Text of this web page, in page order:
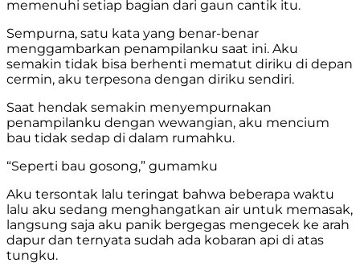
memenuhi setiap bagian dari gaun cantik itu.
Sempurna, satu kata yang benar-benar
menggambarkan penampilanku saat ini. Aku
semakin tidak bisa berhenti mematut diriku di depan
cermin, aku terpesona dengan diriku sendiri.
Saat hendak semakin menyempurnakan
penampilanku dengan wewangian, aku mencium
bau tidak sedap di dalam rumahku.
“Seperti bau gosong,” gumamku
Aku tersontak lalu teringat bahwa beberapa waktu
lalu aku sedang menghangatkan air untuk memasak,
langsung saja aku panik bergegas mengecek ke arah
dapur dan ternyata sudah ada kobaran api di atas
tungku.